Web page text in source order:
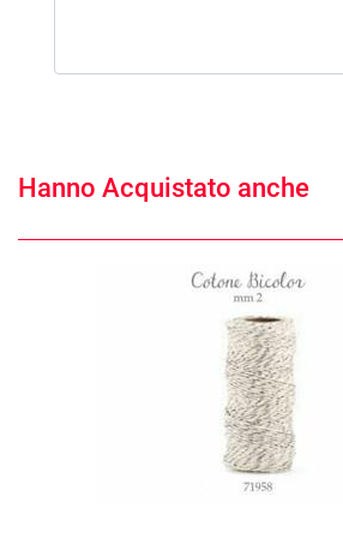
Hanno Acquistato anche